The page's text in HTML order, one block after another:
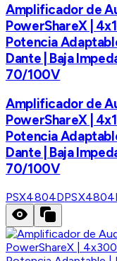
Amplificador de
PowerShareX |
Potencia Adaptable
Dante | Baja
70/100V
Amplificador de
PowerShareX |
Potencia Adaptable
Dante | Baja
70/100V
PSX4804D